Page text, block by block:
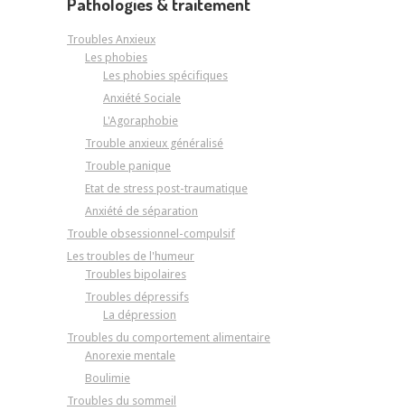
Troubles Anxieux
Les phobies
Les phobies spécifiques
Anxiété Sociale
L'Agoraphobie
Trouble anxieux généralisé
Trouble panique
Etat de stress post-traumatique
Anxiété de séparation
Trouble obsessionnel-compulsif
Les troubles de l'humeur
Troubles bipolaires
Troubles dépressifs
La dépression
Troubles du comportement alimentaire
Anorexie mentale
Boulimie
Troubles du sommeil